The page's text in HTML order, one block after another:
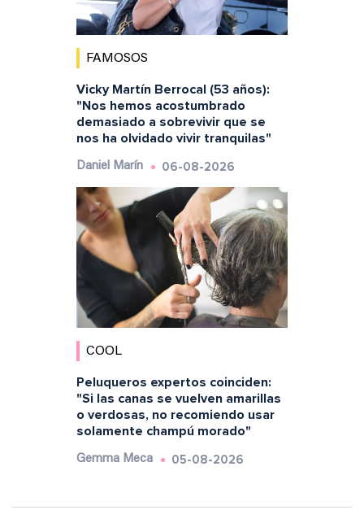
FAMOSOS
Vicky Martín Berrocal (53 años):
"Nos hemos acostumbrado
demasiado a sobrevivir que se
nos ha olvidado vivir tranquilas"
Daniel Marín 06-08-2026
COOL
Peluqueros expertos coinciden:
"Si las canas se vuelven amarillas
o verdosas, no recomiendo usar
solamente champú morado"
Gemma Meca 05-08-2026